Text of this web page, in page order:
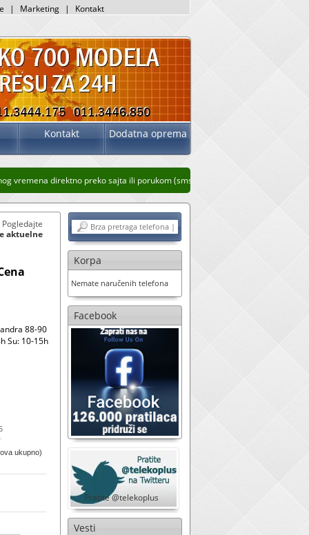
| Marketing | Kontakt
Kontakt Dodatna oprema
direktno preko sajta ili porukom (sms, whatsup, viber)
aktuelne
88-90
Su: 10-15h
ukupno)
Korpa
Nemate naručenih telefona
Facebook
Pratite @telekoplus
Vesti